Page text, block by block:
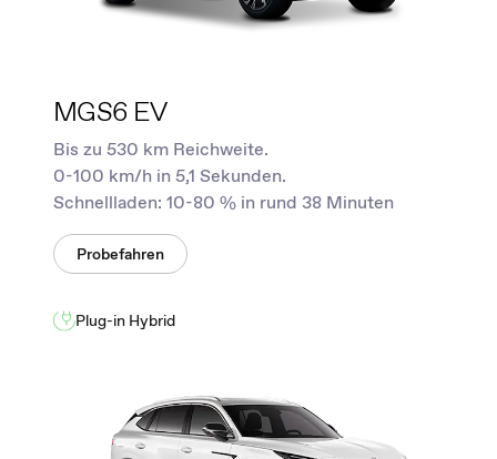
MGS6 EV
Bis zu 530 km Reichweite.
0-100 km/h in 5,1 Sekunden.
Schnellladen: 10-80 % in rund 38 Minuten
Probefahren
Plug-in Hybrid